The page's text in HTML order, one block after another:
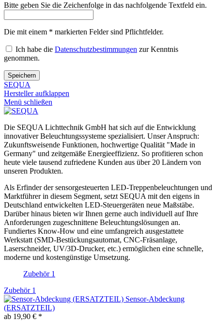
Bitte geben Sie die Zeichenfolge in das nachfolgende Textfeld ein.
Die mit einem * markierten Felder sind Pflichtfelder.
Ich habe die Datenschutzbestimmungen zur Kenntnis
genommen.
Speichern
SEQUA
Hersteller aufklappen
Menü schließen
Die SEQUA Lichttechnik GmbH hat sich auf die Entwicklung
innovativer Beleuchtungssysteme spezialisiert. Unser Anspruch:
Zukunftsweisende Funktionen, hochwertige Qualität "Made in
Germany" und zeitgemäße Energieeffizienz. So profitieren schon
heute viele tausend zufriedene Kunden aus über 20 Ländern von
unseren Produkten.
Als Erfinder der sensorgesteuerten LED-Treppenbeleuchtungen und
Marktführer in diesem Segment, setzt SEQUA mit den eigens in
Deutschland entwickelten LED-Steuergeräten neue Maßstäbe.
Darüber hinaus bieten wir Ihnen gerne auch individuell auf Ihre
Anforderungen zugeschnittene Beleuchtungslösungen an.
Fundiertes Know-How und eine umfangreich ausgestattete
Werkstatt (SMD-Bestückungsautomat, CNC-Fräsanlage,
Laserschneider, UV/3D-Drucker, etc.) ermöglichen eine schnelle,
moderne und kostengünstige Umsetzung.
Zubehör 1
Zubehör 1
Sensor-Abdeckung
(ERSATZTEIL)
ab 19,90 € *